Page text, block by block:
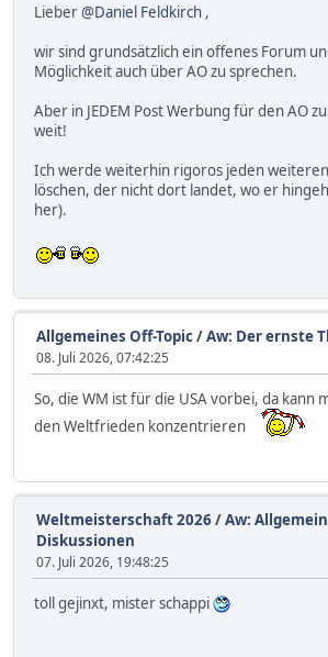
Lieber@Daniel Feldkirch ,
wir sind grundsätzlich ein offenes Forum
Möglichkeit auch über AO zu sprechen.
Aber in JEDEM Post Werbung für den AO
weit!
Ich werde weiterhin rigoros jeden
löschen, der nicht dort landet, wo er
her).
Allgemeines Off-Topic/Aw: Der ernste
08. Juli 2026, 07:42:25
So, die WM ist für die USA vorbei, da kann
den Weltfrieden konzentrieren
Weltmeisterschaft 2026/Aw:
Diskussionen
07. Juli 2026, 19:48:25
toll gejinxt, mister schappi